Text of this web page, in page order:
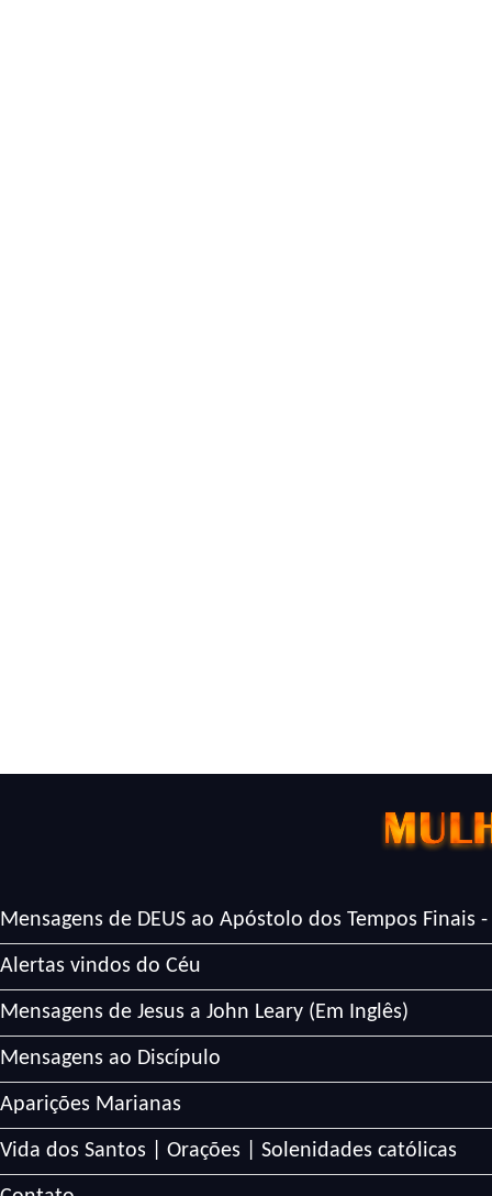
Mensagens de DEUS ao Apóstolo dos Tempos Finais -
Alertas vindos do Céu
Mensagens de Jesus a John Leary (Em Inglês)
Mensagens ao Discípulo
Aparições Marianas
Vida dos Santos | Orações | Solenidades católicas